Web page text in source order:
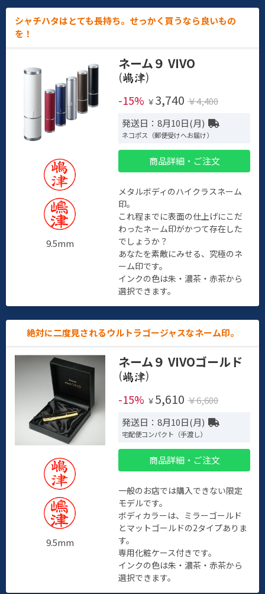
シャチハタはとても長持ち。せっかく買うなら良いもの
を！
9.5mm
ネーム９ VIVO
(
)
-15% ￥ 3,740 ￥4,400
発送日：8月10日(月)
ネコポス（郵便受けへお届け）
商品詳細・ご注文
メタルボディのハイクラスネーム
印。
これ程までに表面の仕上げにこだ
わったネーム印がかつて存在した
でしょうか？
あなたを素敵にみせる、究極のネ
ーム印です。
インクの色は朱・濃茶・赤茶から
選択できます。
絶対に二度見されるウルトラゴージャスなネーム印。
9.5mm
ネーム９ VIVOゴールド
(
)
-15% ￥ 5,610 ￥6,600
発送日：8月10日(月)
宅配便コンパクト（手渡し）
商品詳細・ご注文
一般のお店では購入できない限定
モデルです。
ボディカラーは、ミラーゴールド
とマットゴールドの2タイプありま
す。
専用化粧ケース付きです。
インクの色は朱・濃茶・赤茶から
選択できます。